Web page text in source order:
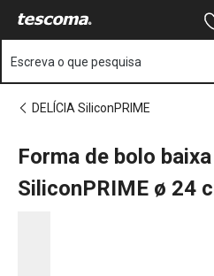
Está na página Forma de bolo
Saltar para o
Saltar para a
Saltar para a
Escreva o que pesquisa
DELÍCIA SiliconPRIME
Forma de bolo
SiliconPRIME ø 24